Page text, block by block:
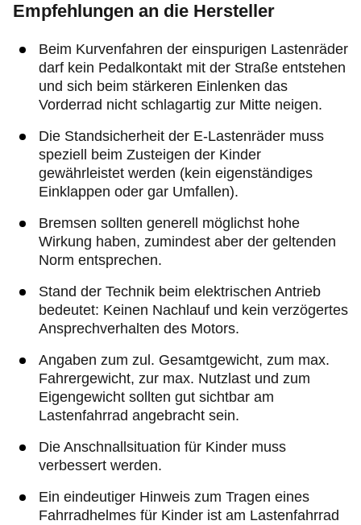
Empfehlungen an die Hersteller
Beim Kurvenfahren der einspurigen Lastenräder
darf kein Pedalkontakt mit der Straße entstehen
und sich beim stärkeren Einlenken das
Vorderrad nicht schlagartig zur Mitte neigen.
Die Standsicherheit der E-Lastenräder muss
speziell beim Zusteigen der Kinder
gewährleistet werden (kein eigenständiges
Einklappen oder gar Umfallen).
Bremsen sollten generell möglichst hohe
Wirkung haben, zumindest aber der geltenden
Norm entsprechen.
Stand der Technik beim elektrischen Antrieb
bedeutet: Keinen Nachlauf und kein verzögertes
Ansprechverhalten des Motors.
Angaben zum zul. Gesamtgewicht, zum max.
Fahrergewicht, zur max. Nutzlast und zum
Eigengewicht sollten gut sichtbar am
Lastenfahrrad angebracht sein.
Die Anschnallsituation für Kinder muss
verbessert werden.
Ein eindeutiger Hinweis zum Tragen eines
Fahrradhelmes für Kinder ist am Lastenfahrrad